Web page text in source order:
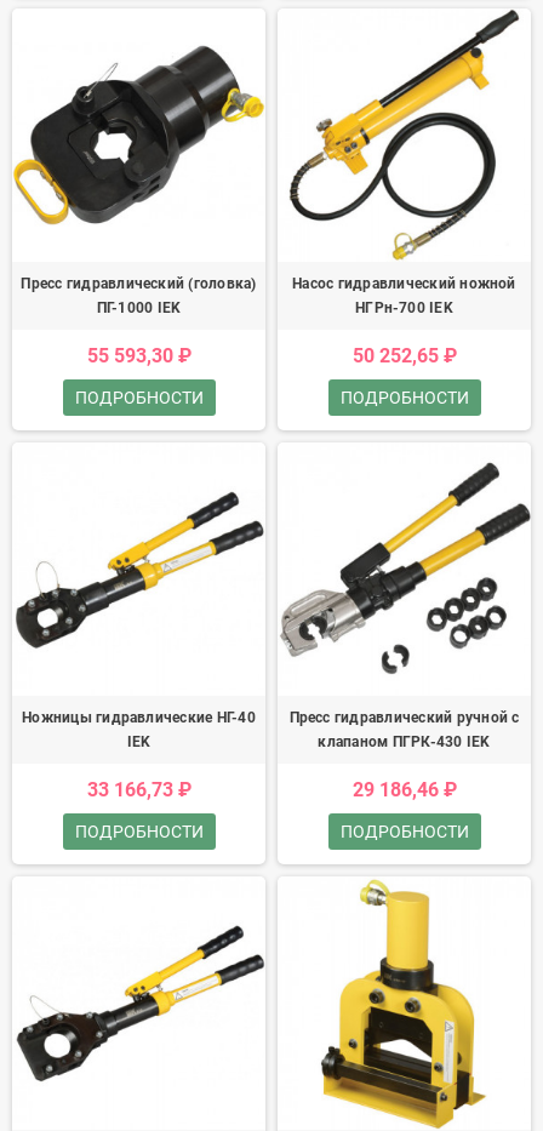
Пресс гидравлический (головка)
ПГ-1000 IEK
55 593,30 ₽
ПОДРОБНОСТИ
Насос гидравлический ножной
НГРн-700 IEK
50 252,65 ₽
ПОДРОБНОСТИ
Ножницы гидравлические НГ-40
IEK
33 166,73 ₽
ПОДРОБНОСТИ
Пресс гидравлический ручной с
клапаном ПГРК-430 IEK
29 186,46 ₽
ПОДРОБНОСТИ